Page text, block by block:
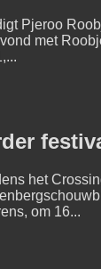
Pjeroo
met
het
om 16...